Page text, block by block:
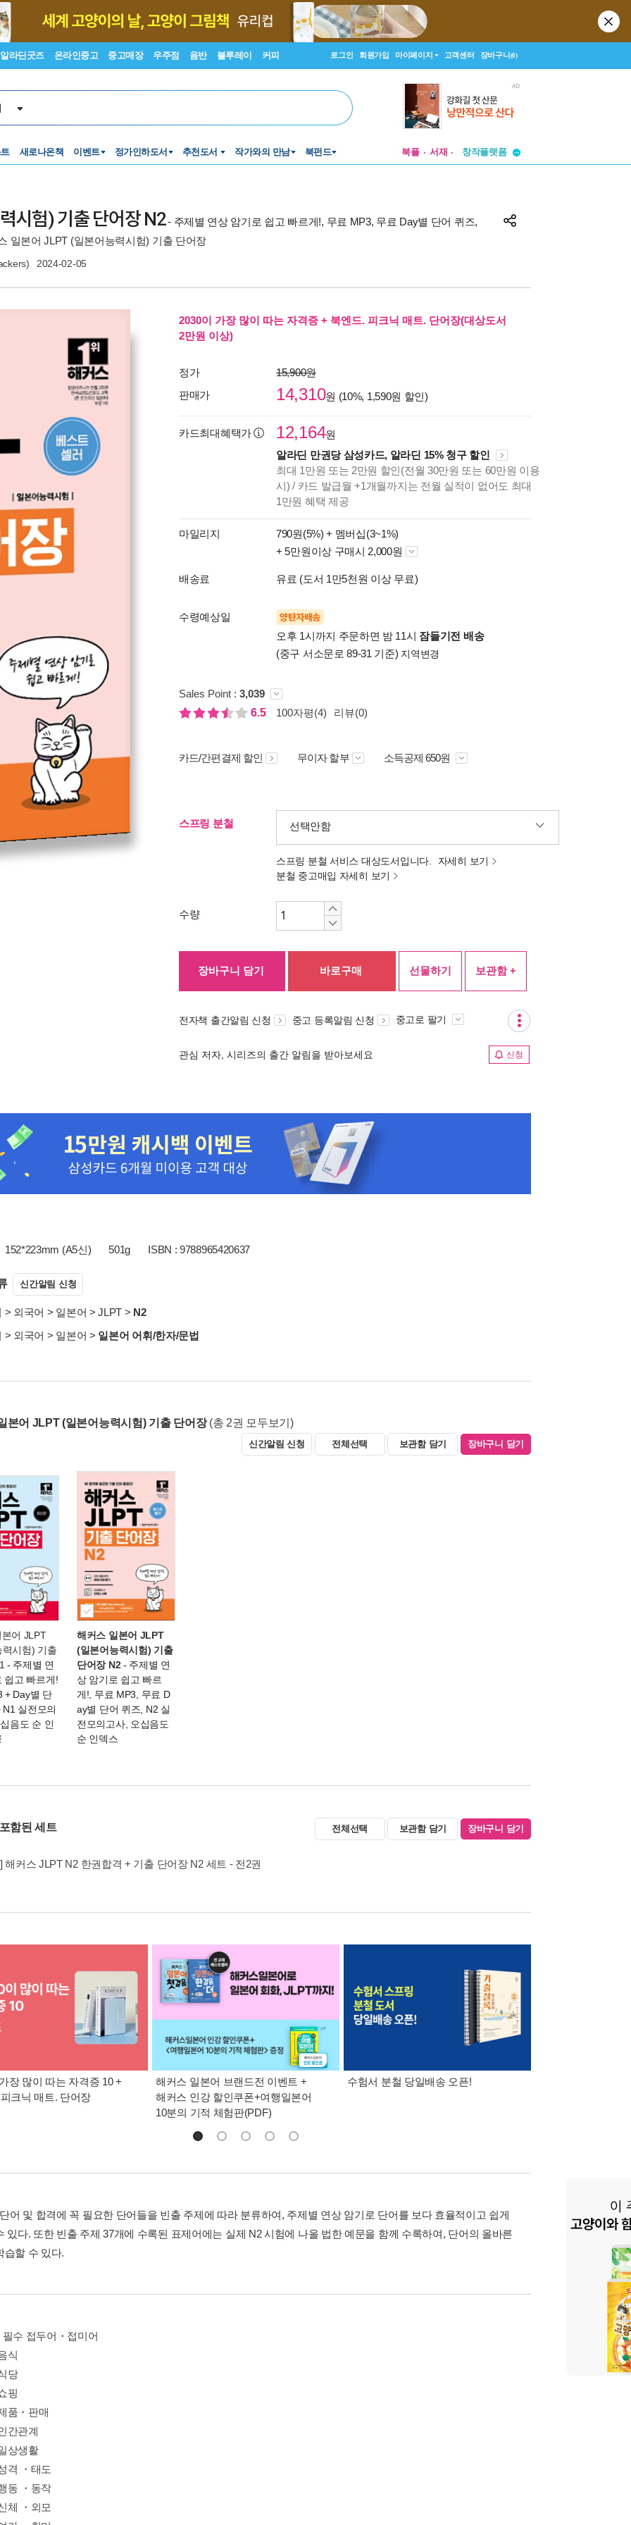
알라딘굿즈 온라인중고 중고매장 우주점 음반 블루레이 커피 로그인 회원가입 마이페이지 고객센터 장바구니(0)
새로나온책 이벤트 정가인하도서 추천도서 작가와의 만남 북펀드 북플 서재
창작플랫폼
시험) 기출 단어장 N2- 주제별 연상 암기로 쉽고 빠르게!, 무료 MP3, 무료 Day별 단어 퀴즈,
일본어 JLPT (일본어능력시험) 기출 단어장
2024-02-05
2030이 가장 많이 따는 자격증 + 북엔드. 피크닉 매트. 단어장(대상도서
2만원 이상)
정가
15,900원
판매가
14,310원 (10%, 1,590원 할인)
카드최대혜택가 12,164원
알라딘 만권당 삼성카드, 알라딘 15% 청구 할인
최대 1만원 또는 2만원 할인(전월 30만원 또는 60만원 이용
시) / 카드 발급월 +1개월까지는 전월 실적이 없어도 최대
1만원 혜택 제공
마일리지 790원(5%) + 멤버십(3~1%)
+ 5만원이상 구매시 2,000원
배송료 유료 (도서 1만5천원 이상 무료)
수령예상일 양탄자배송
오후 1시까지 주문하면 밤 11시 잠들기전 배송
(중구 서소문로 89-31 기준) 지역변경
Sales Point : 3,039
6.5
100자평(4) 리뷰(0)
카드/간편결제 할인 무이자 할부 소득공제 650원
스프링 분철 선택안함
스프링 분철 서비스 대상도서입니다.
자세히 보기
분철 중고매입 자세히 보기
수량
장바구니 담기 바로구매 선물하기 보관함 +
전자책 출간알림 신청 중고 등록알림 신청 중고로 팔기
관심 저자, 시리즈의 출간 알림을 받아보세요 신청
152*223mm (A5신) 501g ISBN : 9788965420637
신간알림 신청
> 외국어 > 일본어 >JLPT > N2
> 외국어 > 일본어 > 일본어 어휘/한자/문법
본어 JLPT (일본어능력시험) 기출 단어장 (총 2권 모두보기)
신간알림 신청 전체선택 보관함 담기 장바구니 담기
어 JLPT
시험) 기출
- 주제별 연
쉽고 빠르게!
+ Day별 단
실전모의
음도 순 인
해커스 일본어 JLPT
(일본어능력시험) 기출
단어장 N2- 주제별 연
상 암기로 쉽고 빠르
게!, 무료 MP3, 무료 D
ay별 단어 퀴즈, N2 실
전모의고사, 오십음도
순 인덱스
함된 세트 전체선택 보관함 담기 장바구니 담기
해커스 JLPT N2 한권합격 + 기출 단어장 N2 세트 - 전2권
장 많이 따는 자격증 10 +
크닉 매트. 단어장
해커스 일본어 브랜드전 이벤트 +
해커스 인강 할인쿠폰+여행일본어
10분의 기적 체험판(PDF)
수험서 분철 당일배송 오픈!
어 및 합격에 꼭 필요한 단어들을 빈출 주제에 따라 분류하여, 주제별 연상 암기로 단어를 보다 효율적이고 쉽게
있다. 또한 빈출 주제 37개에 수록된 표제어에는 실제 N2 시험에 나올 법한 예문을 함께 수록하여, 단어의 올바른
습할 수 있다.
필수 접두어・접미어
식
당
핑
품・판매
간관계
상생활
격 ・태도
동 ・동작
체 ・외모